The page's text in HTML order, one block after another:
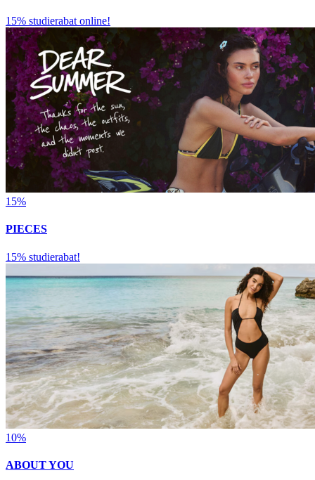
15% studierabat online!
15%
PIECES
15% studierabat!
10%
ABOUT YOU